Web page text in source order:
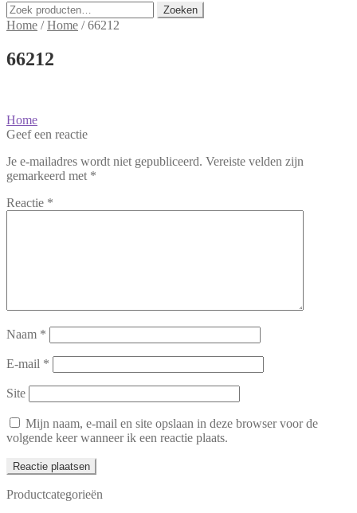
Zoeken
naar:
Zoeken
Home /Home /66212
66212
Bericht
navigatie
Vorig
bericht:
Home
Geef een reactie
Je e-mailadres wordt niet gepubliceerd. Vereiste velden zijn
gemarkeerd met *
Reactie *
Naam *
E-mail *
Site
Mijn naam, e-mail en site opslaan in deze browser voor de
volgende keer wanneer ik een reactie plaats.
Productcategorieën